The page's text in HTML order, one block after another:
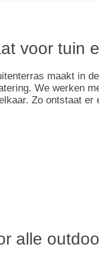
voor tuin
maakt in
We werken
Zo ontstaat
alle